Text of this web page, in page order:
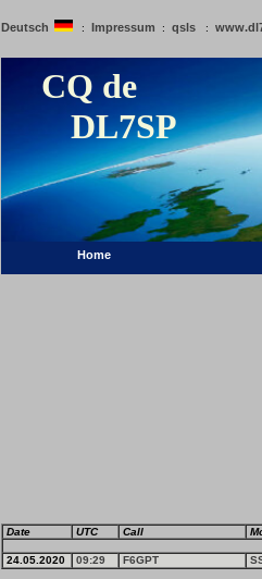
Deutsch : Impressum : qsls :
CQ de
DL7SP
Home
Date UTC Call
24.05.2020 09:29 F6GPT